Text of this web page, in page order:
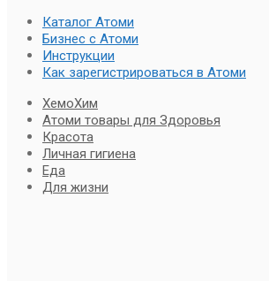
Каталог Атоми
Бизнес с Атоми
Инструкции
Как зарегистрироваться в Атоми
ХемоХим
Атоми товары для Здоровья
Красота
Личная гигиена
Еда
Для жизни